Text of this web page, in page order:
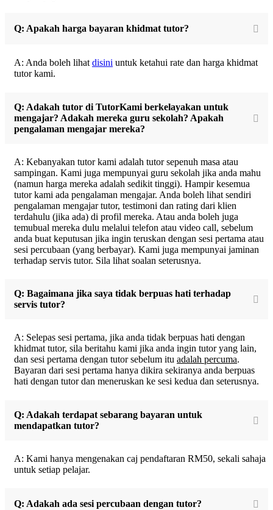
Q: Apakah harga bayaran khidmat tutor?
A: Anda boleh lihat disini untuk ketahui rate dan harga khidmat
tutor kami.
Q: Adakah tutor di TutorKami berkelayakan untuk
mengajar? Adakah mereka guru sekolah? Apakah
pengalaman mengajar mereka?
A: Kebanyakan tutor kami adalah tutor sepenuh masa atau
sampingan. Kami juga mempunyai guru sekolah jika anda mahu
(namun harga mereka adalah sedikit tinggi). Hampir kesemua
tutor kami ada pengalaman mengajar. Anda boleh lihat sendiri
pengalaman mengajar tutor, testimoni dan rating dari klien
terdahulu (jika ada) di profil mereka. Atau anda boleh juga
temubual mereka dulu melalui telefon atau video call, sebelum
anda buat keputusan jika ingin teruskan dengan sesi pertama atau
sesi percubaan (yang berbayar). Kami juga mempunyai jaminan
terhadap servis tutor. Sila lihat soalan seterusnya.
Q: Bagaimana jika saya tidak berpuas hati terhadap
servis tutor?
A: Selepas sesi pertama, jika anda tidak berpuas hati dengan
khidmat tutor, sila beritahu kami jika anda ingin tutor yang lain,
dan sesi pertama dengan tutor sebelum itu adalah percuma.
Bayaran dari sesi pertama hanya dikira sekiranya anda berpuas
hati dengan tutor dan meneruskan ke sesi kedua dan seterusnya.
Q: Adakah terdapat sebarang bayaran untuk
mendapatkan tutor?
A: Kami hanya mengenakan caj pendaftaran RM50, sekali sahaja
untuk setiap pelajar.
Q: Adakah ada sesi percubaan dengan tutor?